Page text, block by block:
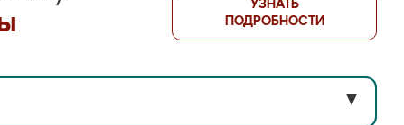
УЗНАТЬ
ПОДРОБНОСТИ
▼